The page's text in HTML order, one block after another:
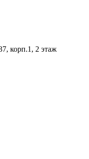
корп.1, 2 этаж